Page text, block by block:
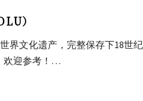
）
界文化遗产，完整保存下18世
欢迎参考！…